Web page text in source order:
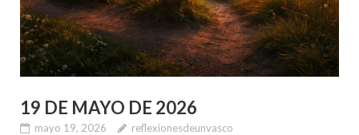
19 DE MAYO DE 2026
mayo 19, 2026
reflexionesdeunvasco